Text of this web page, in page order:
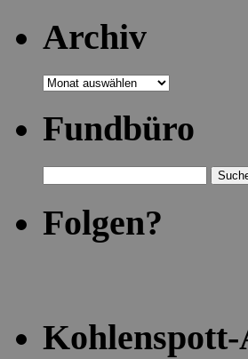
Archiv
Archiv
Fundbüro
nach:
Folgen?